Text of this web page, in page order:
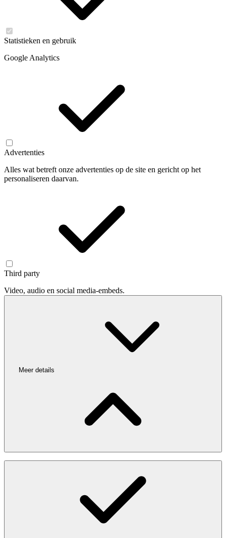
Statistieken en gebruik
Google Analytics
Advertenties
Alles wat betreft onze advertenties op de site en gericht op het
personaliseren daarvan.
Third party
Video, audio en social media-embeds.
Meer details